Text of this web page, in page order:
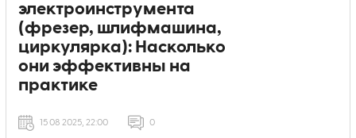
электроинструмента
(фрезер, шлифмашина,
циркулярка): Насколько
они эффективны на
практике
15 08 2025, 22:00 0